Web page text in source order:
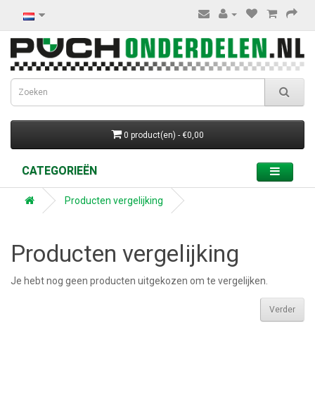
0 product(en) - €0,00
CATEGORIEËN
Producten vergelijking
Producten vergelijking
Je hebt nog geen producten uitgekozen om te vergelijken.
Verder